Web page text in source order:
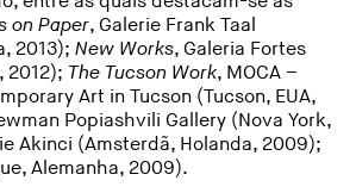
on Paper, Galerie Frank Taal
2013); New Works, Galeria Fortes
2012); The Tucson Work, MOCA –
Art in Tucson (Tucson, EUA,
Popiashvili Gallery (Nova York,
Akinci (Amsterdã, Holanda, 2009);
Alemanha, 2009).